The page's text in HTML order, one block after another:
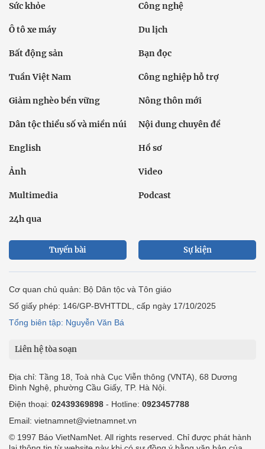
Sức khỏe Công nghệ
Ô tô xe máy Du lịch
Bất động sản Bạn đọc
Tuần Việt Nam Công nghiệp hỗ trợ
Giảm nghèo bền vững Nông thôn mới
Dân tộc thiểu số và miền núi Nội dung chuyên đề
English Hồ sơ
Ảnh Video
Multimedia Podcast
24h qua
Tuyến bài Sự kiện
Cơ quan chủ quản: Bộ Dân tộc và Tôn giáo
Số giấy phép: 146/GP-BVHTTDL, cấp ngày 17/10/2025
Tổng biên tập: Nguyễn Văn Bá
Liên hệ tòa soạn
Địa chỉ: Tầng 18, Toà nhà Cục Viễn thông (VNTA), 68 Dương
Đình Nghệ, phường Cầu Giấy, TP. Hà Nội.
Điện thoại: 02439369898 - Hotline: 0923457788
Email: vietnamnet@vietnamnet.vn
© 1997 Báo VietNamNet. All rights reserved. Chỉ được phát hành